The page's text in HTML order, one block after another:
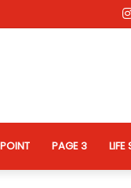
PAGE 3 LIFE